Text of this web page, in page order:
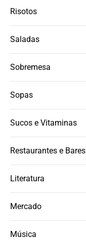
Risotos
Saladas
Sobremesa
Sopas
Sucos e Vitaminas
Restaurantes e Bares
Literatura
Mercado
Música